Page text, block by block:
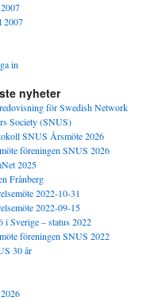
2007
in
nyheter
för Swedish Network
Society (SNUS)
SNUS Årsmöte 2026
föreningen SNUS 2026
2025
Frånberg
2022-10-31
2022-09-15
i Sverige – status 2022
föreningen SNUS 2022
30 år